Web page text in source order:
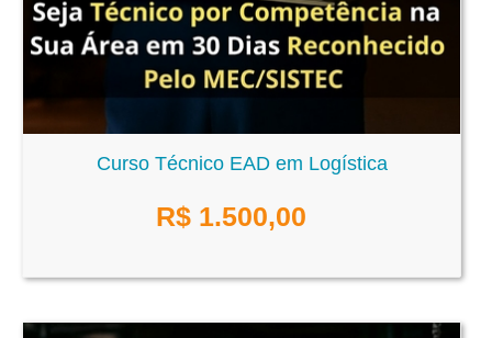
Curso Técnico EAD em Logística
R$ 1.500,00